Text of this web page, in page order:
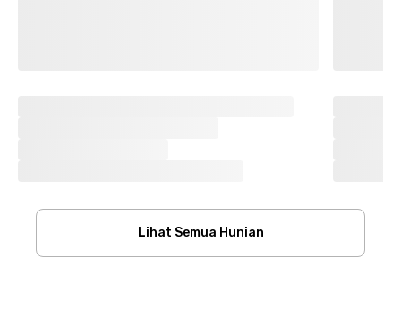
Lihat Semua Hunian